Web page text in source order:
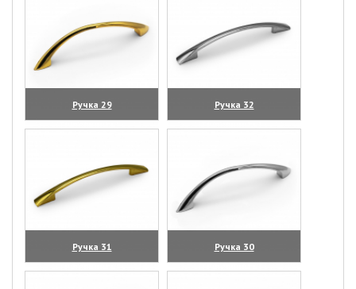
Ручка 29
(увеличить)
Ручка 32
(увеличить)
Ручка 31
(увеличить)
Ручка 30
(увеличить)